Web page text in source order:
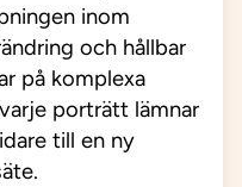
inom
och hållbar
på komplexa
porträtt lämnar
till en ny